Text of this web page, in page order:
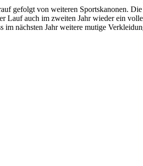
gefolgt von weiteren Sportskanonen.
Lauf auch im zweiten Jahr wieder ein
nächsten Jahr weitere mutige